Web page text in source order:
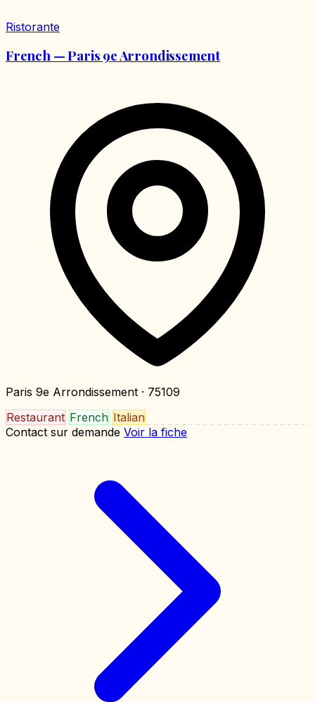
Ristorante
French — Paris 9e Arrondissement
Paris 9e Arrondissement · 75109
Restaurant French Italian
Contact sur demande Voir la fiche